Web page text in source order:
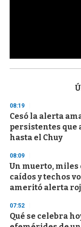
s
d
s
o
f
3
s
e
c
o
n
s
08:19
Cesó la alerta
persistentes que
hasta el Chuy
08:09
Un muerto, miles
caídos y techos
ameritó alerta
07:52
Qué se celebra